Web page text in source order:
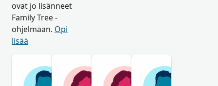
ovat jo lisänneet
Family Tree -
ohjelmaan. Opi
lisää